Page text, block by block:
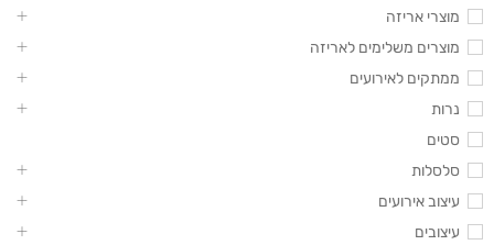
מוצרי אריזה
מוצרים משלימים לאריזה
ממתקים לאירועים
נרות
סטים
סלסלות
עיצוב אירועים
עיצובים